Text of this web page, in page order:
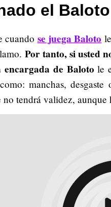
el Baloto
cuando se juega Baloto
Por tanto, si usted
encargada de Baloto le
manchas,
tendrá validez, aunque